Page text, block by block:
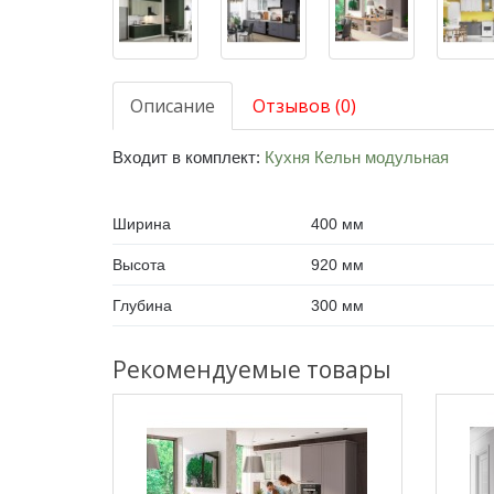
Описание Отзывов (0)
Входит в комплект: Кухня Кельн модульная
Ширина 400 мм
Высота 920 мм
Глубина 300 мм
Рекомендуемые товары